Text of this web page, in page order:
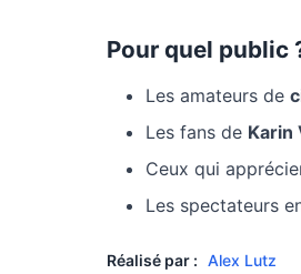
Pour quel public
Les amateurs de
Les fans de Karin
Ceux qui
Les spectateurs
Réalisé par : Alex Lutz